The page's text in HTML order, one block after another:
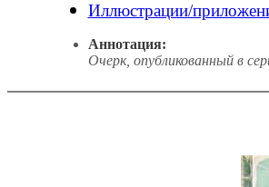
Иллюстрации/
Аннотация:
Очерк, опубликованный в